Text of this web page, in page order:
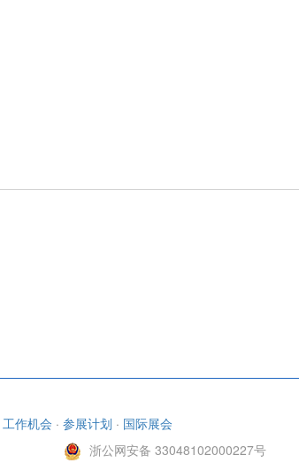
工作机会 · 参展计划 · 国际展会
浙公网安备 33048102000227号